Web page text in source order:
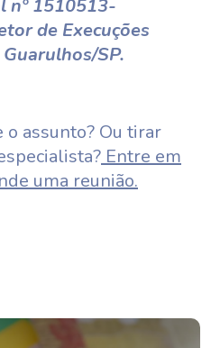
nº 1510513-
de Execuções
SP.
assunto? Ou tirar
Entre em
uma reunião.